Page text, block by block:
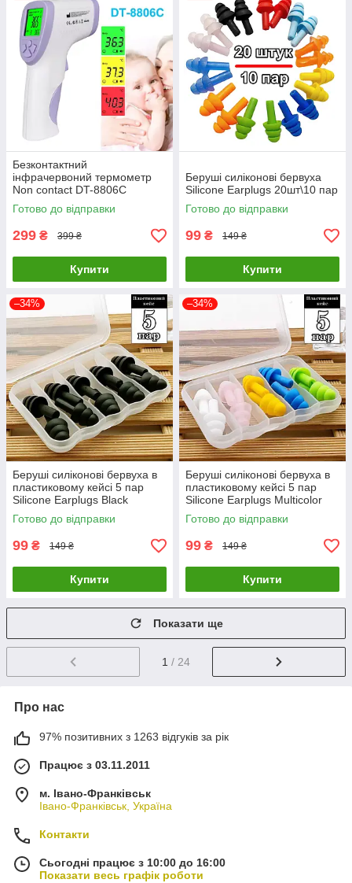
Безконтактний
інфрачервоний термометр
Non contact DT-8806C
Готово до відправки
299 ₴ 399 ₴
Купити
Беруші силіконові бервуха
Silicone Earplugs 20шт\10 пар
Готово до відправки
99 ₴ 149 ₴
Купити
–34%
Беруші силіконові бервуха в
пластиковому кейсі 5 пар
Silicone Earplugs Black
Готово до відправки
99 ₴ 149 ₴
Купити
–34%
Беруші силіконові бервуха в
пластиковому кейсі 5 пар
Silicone Earplugs Multicolor
Готово до відправки
99 ₴ 149 ₴
Купити
Показати ще
1 / 24
Про нас
97% позитивних з 1263 відгуків за рік
Працює з 03.11.2011
м. Івано-Франківськ
Івано-Франківськ, Україна
Контакти
Сьогодні працює з 10:00 до 16:00
Показати весь графік роботи